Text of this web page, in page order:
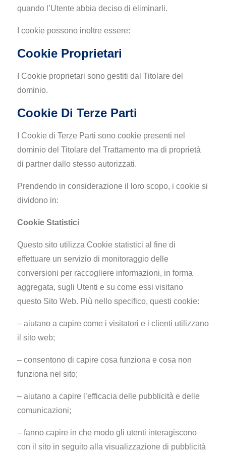
quando l’Utente abbia deciso di eliminarli.
I cookie possono inoltre essere:
Cookie Proprietari
I Cookie proprietari sono gestiti dal Titolare del
dominio.
Cookie Di Terze Parti
I Cookie di Terze Parti sono cookie presenti nel
dominio del Titolare del Trattamento ma di proprietà
di partner dallo stesso autorizzati.
Prendendo in considerazione il loro scopo, i cookie si
dividono in:
Cookie Statistici
Questo sito utilizza Cookie statistici al fine di
effettuare un servizio di monitoraggio delle
conversioni per raccogliere informazioni, in forma
aggregata, sugli Utenti e su come essi visitano
questo Sito Web. Più nello specifico, questi cookie:
– aiutano a capire come i visitatori e i clienti utilizzano
il sito web;
– consentono di capire cosa funziona e cosa non
funziona nel sito;
– aiutano a capire l’efficacia delle pubblicità e delle
comunicazioni;
– fanno capire in che modo gli utenti interagiscono
con il sito in seguito alla visualizzazione di pubblicità